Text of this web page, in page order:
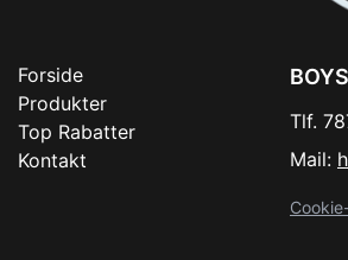
Forside
Produkter
Top Rabatter
Kontakt
Tlf.
Mail: